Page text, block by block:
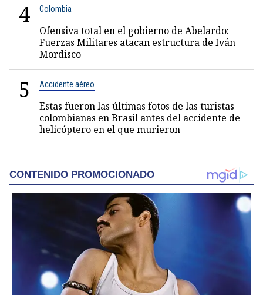
4 Colombia
Ofensiva total en el gobierno de Abelardo:
Fuerzas Militares atacan estructura de Iván
Mordisco
5 Accidente aéreo
Estas fueron las últimas fotos de las turistas
colombianas en Brasil antes del accidente de
helicóptero en el que murieron